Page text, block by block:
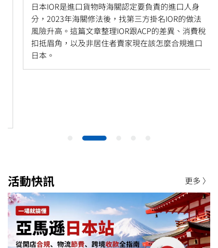
日本IOR是進口貨物時海關認定要負責的進口人身
分，2023年海關修法後，找第三方掛名IOR的做法
風險升高。這篇文章整理IOR跟ACP的差異、消費稅
扣抵眉角，以及非居住者賣家現在該怎麼合規進口
日本。
活動快訊 更多 〉